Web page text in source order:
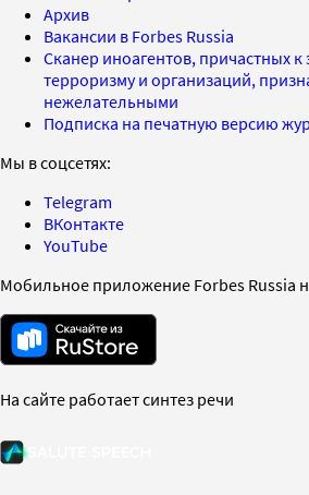
Архив
Вакансии в Forbes Russia
Сканер иноагентов, причастных к
терроризму и организаций,
нежелательными
Подписка на печатную версию
Мы в соцсетях:
Telegram
ВКонтакте
YouTube
Мобильное приложение Forbes Russia
На сайте работает синтез речи